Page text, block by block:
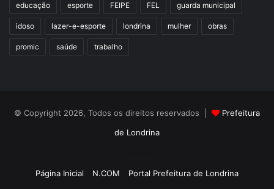
educação esporte FEIPE FEL guarda municipal
idoso lazer-e-esporte londrina mulher obras
promic saúde trabalho
© Copyright 2026, Todos os direitos reservados |
Prefeitura
de Londrina
Página Inicial N.COM Portal Prefeitura de Londrina